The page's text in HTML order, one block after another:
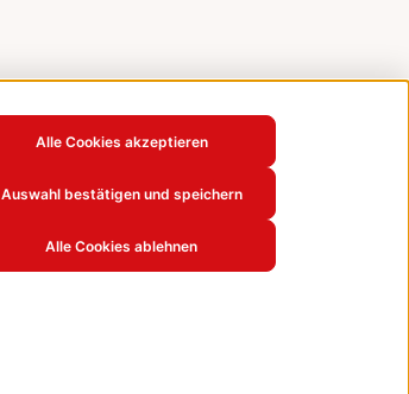
Alle Cookies akzeptieren
Auswahl bestätigen und speichern
Alle Cookies ablehnen